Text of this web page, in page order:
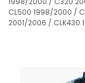
1999/2003 /
2003/2006 / E320
CL500 1998/2000 /
2001/2006 / CLK430